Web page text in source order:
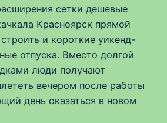
сетки дешевые
Красноярск прямой
и короткие уикенд-
отпуска. Вместо долгой
люди получают
вечером после работы
день оказаться в новом